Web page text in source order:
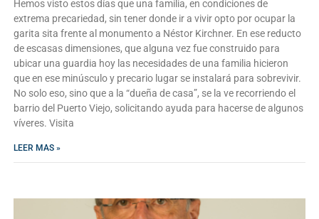
Hemos visto estos días que una familia, en condiciones de
extrema precariedad, sin tener donde ir a vivir opto por ocupar la
garita sita frente al monumento a Néstor Kirchner. En ese reducto
de escasas dimensiones, que alguna vez fue construido para
ubicar una guardia hoy las necesidades de una familia hicieron
que en ese minúsculo y precario lugar se instalará para sobrevivir.
No solo eso, sino que a la “dueña de casa”, se la ve recorriendo el
barrio del Puerto Viejo, solicitando ayuda para hacerse de algunos
víveres. Visita
LEER MAS »